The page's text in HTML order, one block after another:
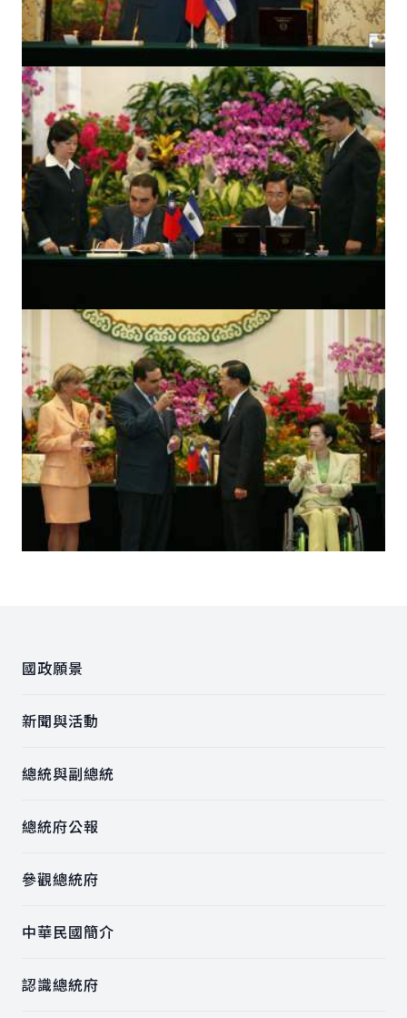
國政願景
新聞與活動
總統與副總統
總統府公報
參觀總統府
中華民國簡介
認識總統府